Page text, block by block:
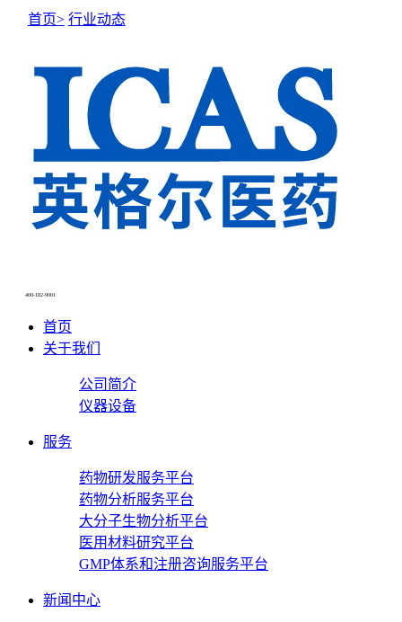
400-182-9001
首页
关于我们
公司简介
仪器设备
服务
药物研发服务平台
药物分析服务平台
大分子生物分析平台
医用材料研究平台
GMP体系和注册咨询服务平台
新闻中心
NEWS CENTER
首页> 行业动态